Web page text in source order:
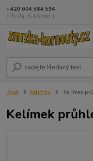
+420 604 584 594
( Po-Pá, 8-16 hod. )
Úvod Kelímky Kelímek
Kelímek